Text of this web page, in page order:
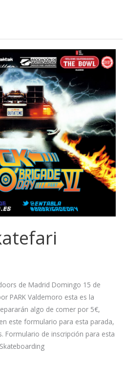
de Madrid Domingo 15 de
PARK Valdemoro esta es la
algo de comer por 5€,
este formulario para esta parada,
Formulario de inscripción para esta